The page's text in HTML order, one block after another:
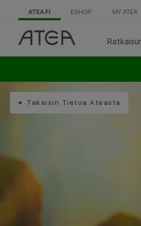
ATEA.FI ESHOP MY ATEA
Takaisin Tietoa Ateasta